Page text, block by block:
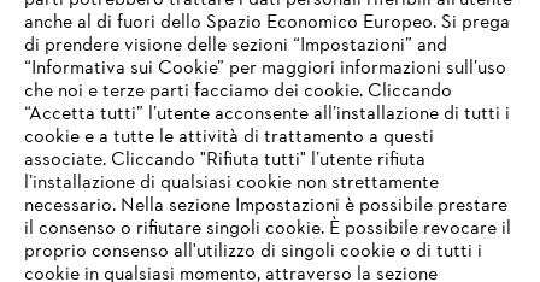
Service
Termini e condizioni generali Privacy policy
IHR BROWSER WIRD NICHT
UNTERSTÜTZT
Sie nutzen einen Browser, den wir noch nicht unterstützen. Für
eine optimale Nutzung unserer Seite empfehlen wir Ihnen, zu
einem der folgenden Browser zu wechseln:
anche al di fuori dello Spazio Economico Europeo. Si prega
di prendere visione delle sezioni “Impostazioni” and
“Informativa sui Cookie” per maggiori informazioni sull’uso
che noi e terze parti facciamo dei cookie. Cliccando
“Accetta tutti” l’utente acconsente all’installazione di tutti i
cookie e a tutte le attività di trattamento a questi
associate. Cliccando "Rifiuta tutti" l’utente rifiuta
l’installazione di qualsiasi cookie non strettamente
necessario. Nella sezione Impostazioni è possibile prestare
il consenso o rifiutare singoli cookie. È possibile revocare il
proprio consenso all'utilizzo di singoli cookie o di tutti i
cookie in qualsiasi momento, attraverso la sezione